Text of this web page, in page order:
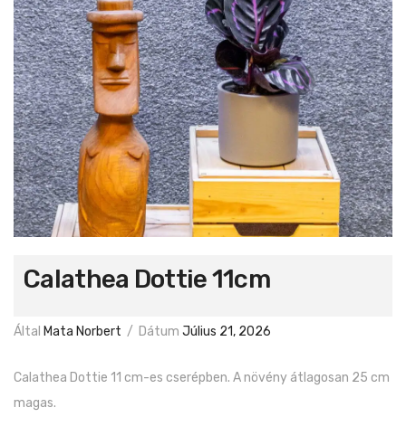
Calathea Dottie 11cm
Által Mata Norbert / Dátum Július 21, 2026
Calathea Dottie 11 cm-es cserépben. A növény átlagosan 25 cm
magas.